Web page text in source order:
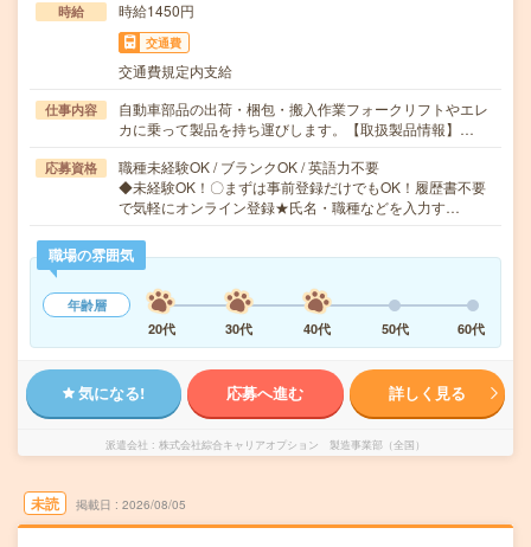
時給 時給1450円
交通費
交通費規定内支給
仕事内容
自動車部品の出荷・梱包・搬入作業フォークリフトやエレ
カに乗って製品を持ち運びします。【取扱製品情報】…
応募資格
職種未経験OK / ブランクOK / 英語力不要
◆未経験OK！〇まずは事前登録だけでもOK！履歴書不要
で気軽にオンライン登録★氏名・職種などを入力す…
職場の雰囲気
年齢層
20代
30代 40代 50代 60代
気になる! 応募へ進む 詳しく見る
派遣会社 株式会社綜合キャリアオプション 製造事業部（全国）
未読 掲載日 2026/08/05